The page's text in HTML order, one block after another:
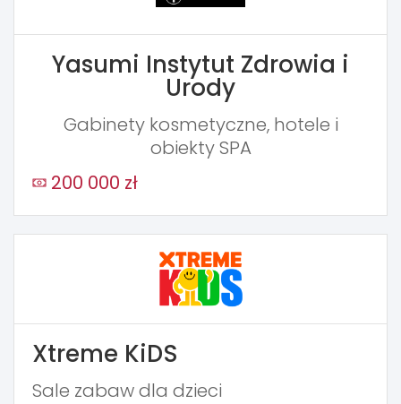
Yasumi Instytut Zdrowia i
Urody
Gabinety kosmetyczne, hotele i
obiekty SPA
200 000 zł
Xtreme KiDS
Sale zabaw dla dzieci